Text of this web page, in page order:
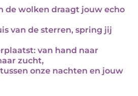
de wolken draagt jouw echo
van de sterren, spring jij
van hand naar
zucht,
onze nachten en jouw